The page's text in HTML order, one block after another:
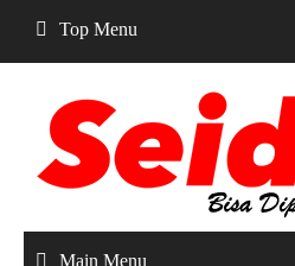
content
Top Menu
Main Menu